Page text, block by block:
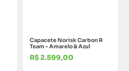
Capacete Norisk Carbon R
Team – Amarelo & Azul
R$2.599,00